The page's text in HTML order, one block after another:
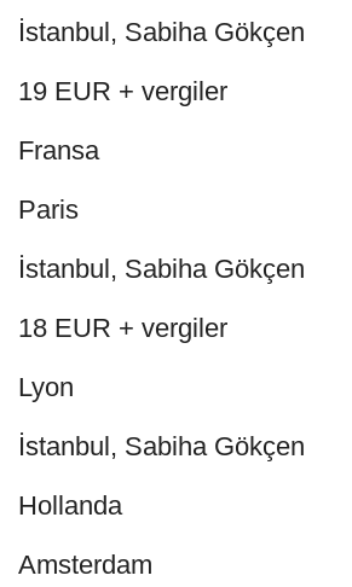
İstanbul, Sabiha Gökçen
19 EUR + vergiler
Fransa
Paris
İstanbul, Sabiha Gökçen
18 EUR + vergiler
Lyon
İstanbul, Sabiha Gökçen
Hollanda
Amsterdam